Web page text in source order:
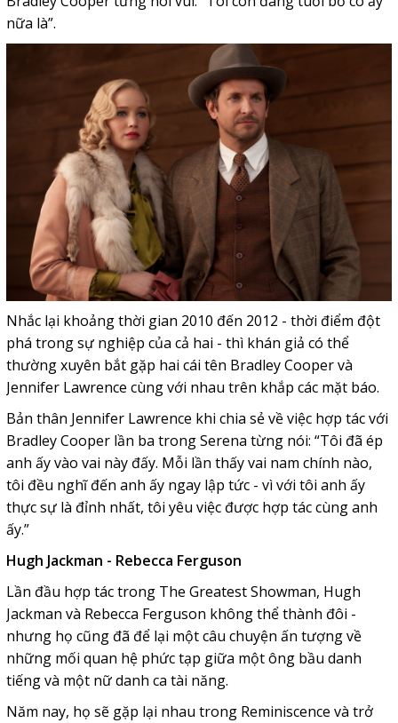
nữa là”.
Nhắc lại khoảng thời gian 2010 đến 2012 - thời điểm đột
phá trong sự nghiệp của cả hai - thì khán giả có thể
thường xuyên bắt gặp hai cái tên Bradley Cooper và
Jennifer Lawrence cùng với nhau trên khắp các mặt báo.
Bản thân Jennifer Lawrence khi chia sẻ về việc hợp tác với
Bradley Cooper lần ba trong Serena từng nói: “Tôi đã ép
anh ấy vào vai này đấy. Mỗi lần thấy vai nam chính nào,
tôi đều nghĩ đến anh ấy ngay lập tức - vì với tôi anh ấy
thực sự là đỉnh nhất, tôi yêu việc được hợp tác cùng anh
ấy.”
Hugh Jackman - Rebecca Ferguson
Lần đầu hợp tác trong The Greatest Showman, Hugh
Jackman và Rebecca Ferguson không thể thành đôi -
nhưng họ cũng đã để lại một câu chuyện ấn tượng về
những mối quan hệ phức tạp giữa một ông bầu danh
tiếng và một nữ danh ca tài năng.
Năm nay, họ sẽ gặp lại nhau trong Reminiscence và trở